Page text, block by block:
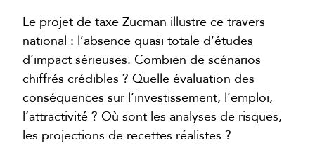
Le projet de taxe Zucman illustre ce travers
national : l’absence quasi totale d’études
d’impact sérieuses. Combien de scénarios
chiffrés crédibles ? Quelle évaluation des
conséquences sur l’investissement, l’emploi,
l’attractivité ? Où sont les analyses de risques,
les projections de recettes réalistes ?